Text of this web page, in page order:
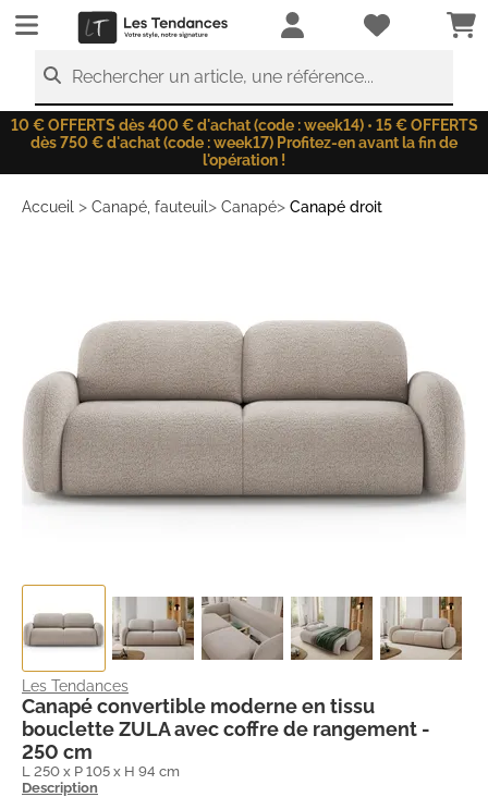
LesTendances.fr
Rechercher un article, une référence...
10 € OFFERTS dès 400 € d'achat (code : week14) • 15 € OFFERTS
dès 750 € d'achat (code : week17) Profitez-en avant la fin de
l'opération !
Accueil > Canapé, fauteuil > Canapé> Canapé droit
Les Tendances
Canapé convertible moderne en tissu
bouclette ZULA avec coffre de rangement -
250 cm
L 250 x P 105 x H 94 cm
Description